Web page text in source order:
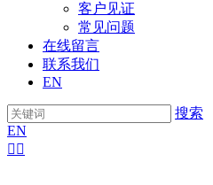
客户见证
常见问题
在线留言
联系我们
EN
搜索
EN
 